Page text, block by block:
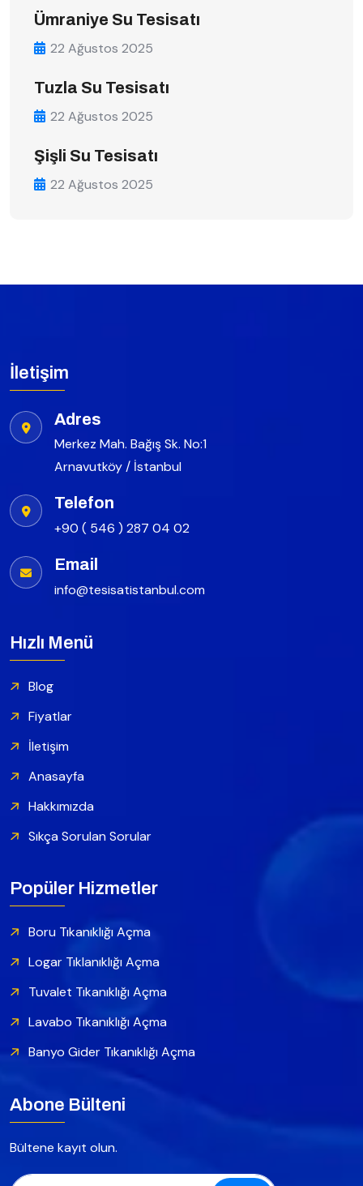
Ümraniye Su Tesisatı
22 Ağustos 2025
Tuzla Su Tesisatı
22 Ağustos 2025
Şişli Su Tesisatı
22 Ağustos 2025
İletişim
Adres
Merkez Mah. Bağış Sk. No:1
Arnavutköy / İstanbul
Telefon
+90 ( 546 ) 287 04 02
Email
info@tesisatistanbul.com
Hızlı Menü
Blog
Fiyatlar
İletişim
Anasayfa
Hakkımızda
Sıkça Sorulan Sorular
Popüler Hizmetler
Boru Tıkanıklığı Açma
Logar Tıklanıklığı Açma
Tuvalet Tıkanıklığı Açma
Lavabo Tıkanıklığı Açma
Banyo Gider Tıkanıklığı Açma
Abone Bülteni
Bültene kayıt olun.